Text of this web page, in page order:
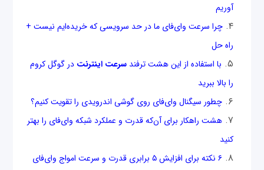
آوریم
چرا سرعت وای‌فای ما در حد سرویسی که خریده‌ایم نیست +
راه حل
با استفاده از این هشت ترفندسرعت اینترنت در گوگل کروم
را بالا ببرید
چطور سیگنال وای‌فای روی گوشی‌ اندرویدی را تقویت کنیم؟
هشت راهکار برای آن‌که قدرت و عملکرد شبکه وای‌فای را بهتر
کنید
۶ نکته برای افزایش ۵ برابری قدرت و سرعت امواج وای‌فای